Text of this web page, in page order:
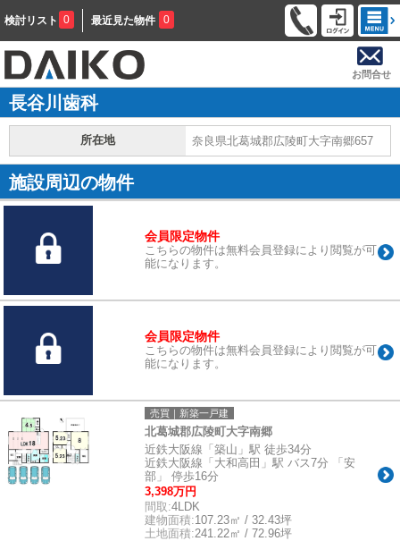
検討リスト 0 最近見た物件 0
お問合せ
長谷川歯科
所在地 奈良県北葛城郡広陵町大字南郷657
施設周辺の物件
会員限定物件
こちらの物件は無料会員登録により閲覧が可
能になります。
会員限定物件
こちらの物件は無料会員登録により閲覧が可
能になります。
売買｜新築一戸建
北葛城郡広陵町大字南郷
近鉄大阪線「築山」駅 徒歩34分
近鉄大阪線「大和高田」駅 バス7分 「安
部」 停歩16分
3,398万円
間取:4LDK
建物面積:107.23㎡ / 32.43坪
土地面積:241.22㎡ / 72.96坪